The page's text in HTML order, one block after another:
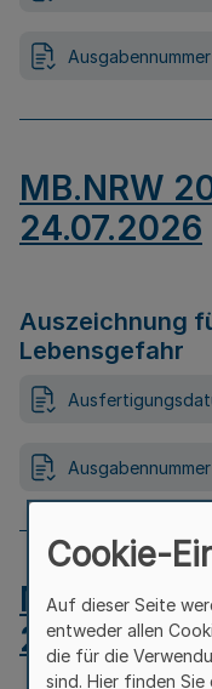
Ausgabennummer
MB.NRW
24.07.2026
Auszeichnung
Lebensgefahr
Ausgabennummer
MB.NRW
24.07.2026
Cookie-
Auf dieser Seite
entweder allen
die für die
sind. Hier finden Sie